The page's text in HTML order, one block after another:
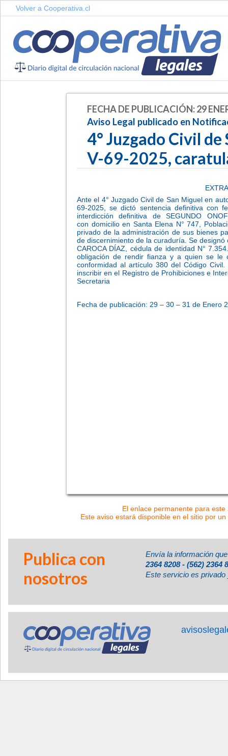
Volver a Cooperativa.cl
FECHA DE PUBLICACIÓN: 29
Aviso Legal publicado en
4° Juzgado Civil de
V-69-2025,
Ante el 4° Juzgado Civil de San Miguel en
69-2025, se dictó sentencia definitiva con
interdicción definitiva de SEGUNDO
con domicilio en Santa Elena N° 747,
privado de la administración de sus bienes
de discernimiento de la curaduría. Se designó
CAROCA DÍAZ, cédula de identidad N°
obligación de rendir fianza y a quien se le
conformidad al artículo 380 del Código
inscribir en el Registro de Prohibiciones e
Secretaria
Fecha de publicación: 29 – 30 – 31 de Enero
El enlace permanente para
Este aviso estará disponible en el sitio por
Publica con
nosotros
Envía la información
2364 8208 - (562) 2364
Este servicio es privado